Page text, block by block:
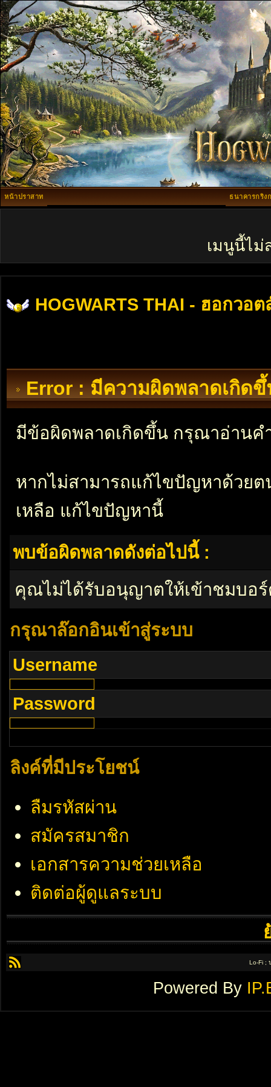
หน้าปราสาท ธนาคารกริง
เมนูนี้ไม่
HOGWARTS THAI - ฮอกวอต
Error : มีความผิดพลาดเกิดขึ้
มีข้อผิดพลาดเกิดขึ้น กรุณาอ่านค
หากไม่สามารถแก้ไขปัญหาด้วย
เหลือ แก้ไขปัญหานี้
พบข้อผิดพลาดดังต่อไปนี้ :
คุณไม่ได้รับอนุญาตให้เข้าชมบอ
กรุณาล๊อกอินเข้าสู่ระบบ
Username
Password
ลิงค์ที่มีประโยชน์
ลืมรหัสผ่าน
สมัครสมาชิก
เอกสารความช่วยเหลือ
ติดต่อผู้ดูแลระบบ
Lo-Fi ;
Powered By